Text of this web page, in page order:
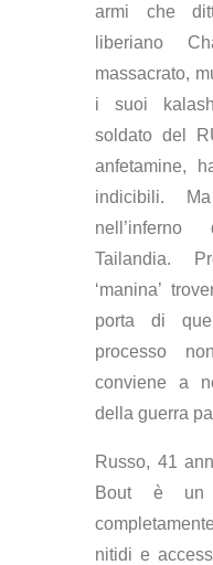
armi che
liberiano
massacrato,
i suoi
soldato del
anfetamine,
indicibili.
Tailandia.
‘manina’
porta di
processo
conviene a
della guerra
Russo, 41
Bout è un
nitidi e